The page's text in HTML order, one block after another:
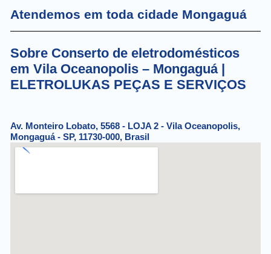
Atendemos em toda cidade Mongaguá
Sobre Conserto de eletrodomésticos
em Vila Oceanopolis – Mongaguá |
ELETROLUKAS PEÇAS E SERVIÇOS
Av. Monteiro Lobato, 5568 - LOJA 2 - Vila Oceanopolis,
Mongaguá - SP, 11730-000, Brasil